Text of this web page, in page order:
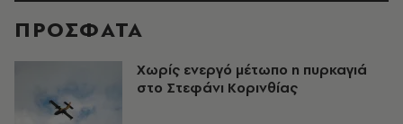
ΠΡΟΣΦΑΤΑ
Χωρίς ενεργό μέτωπο η πυρκαγιά
στο Στεφάνι Κορινθίας